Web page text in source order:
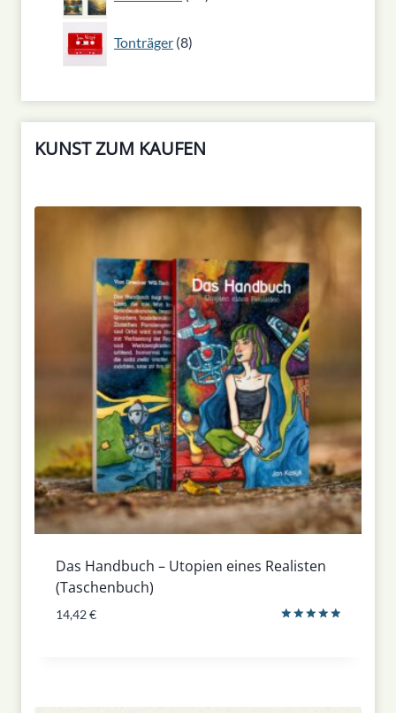
Produkte
Tonträger 8
8
Produkte
KUNST ZUM KAUFEN
Das Handbuch – Utopien eines Realisten
(Taschenbuch)
14,42€